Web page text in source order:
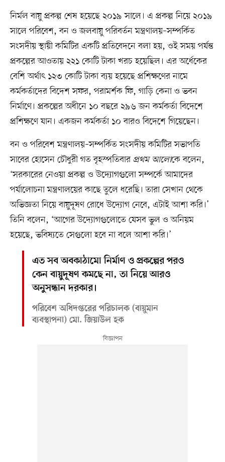
নির্মল বায়ু প্রকল্প শেষ হয়েছে ২০১৯ সালে। এ প্রকল্প নিয়ে ২০১৯
সালে পরিবেশ, বন ও জলবায়ু পরিবর্তন মন্ত্রণালয়–সম্পর্কিত
সংসদীয় স্থায়ী কমিটির একটি প্রতিবেদনে বলা হয়, ওই সময় পর্যন্ত
প্রকল্পের আওতায় ২২১ কোটি টাকা খরচ হয়েছিল। এর অর্ধেকের
বেশি অর্থাৎ ১২৩ কোটি টাকা ব্যয় হয়েছে প্রশিক্ষণের নামে
কর্মকর্তাদের বিদেশ সফর, পরামর্শক ফি, গাড়ি কেনা ও ভবন
নির্মাণে। প্রকল্পের অধীনে ১০ বছরে ২৯৬ জন কর্মকর্তা বিদেশে
প্রশিক্ষণে যান। একজন কর্মকর্তা ১০ বারও বিদেশে গিয়েছেন।
বন ও পরিবেশ মন্ত্রণালয়–সম্পর্কিত সংসদীয় কমিটির সভাপতি
সাবের হোসেন চৌধুরী গত বৃহস্পতিবার প্রথম আলোকে বলেন,
‘সরকারের নেওয়া প্রকল্প ও উদ্যোগগুলো সম্পর্কে আমাদের
পর্যালোচনা মন্ত্রণালয়ের কাছে তুলে ধরেছি। তারা সেখান থেকে
অভিজ্ঞতা নিয়ে বায়ুদূষণ রোধে উদ্যোগ নেবে, এটাই আশা করি।’
তিনি বলেন, ‘আগের উদ্যোগগুলোতে যেসব ভুল ও অনিয়ম
হয়েছে, ভবিষ্যতে সেগুলো হবে না বলে আশা করি।’
এত সব অবকাঠামো নির্মাণ ও প্রকল্পের পরও
কেন বায়ুদূষণ কমছে না, তা নিয়ে আরও
অনুসন্ধান দরকার।
পরিবেশ অধিদপ্তরের পরিচালক (বায়ুমান
ব্যবস্থাপনা) মো. জিয়াউল হক